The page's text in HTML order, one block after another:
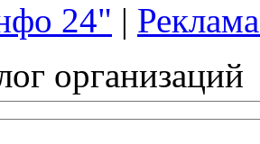
24" |
организаций